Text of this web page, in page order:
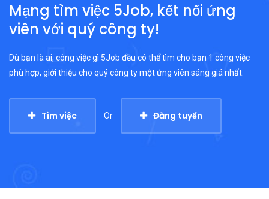
Mạng tìm việc 5Job, kết nối ứng
viên với quý công ty!
Dù bạn là ai, công việc gì 5Job đều có thể tìm cho bạn 1 công việc
phù hợp, giới thiệu cho quý công ty một ứng viên sáng giá nhất.
Tìm việc Or Đăng tuyển